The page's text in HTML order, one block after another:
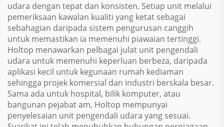
udara dengan tepat dan konsisten. Setiap unit melalui
pemeriksaan kawalan kualiti yang ketat sebagai
sebahagian daripada sistem pengurusan canggih
untuk memastikan ia memenuhi piawaian tertinggi.
Holtop menawarkan pelbagai julat unit pengendali
udara untuk memenuhi keperluan berbeza, daripada
aplikasi kecil untuk kegunaan rumah kediaman
sehingga projek komersial dan industri berskala besar.
Sama ada untuk hospital, bilik komputer, atau
bangunan pejabat am, Holtop mempunyai
penyelesaian unit pengendali udara yang sesuai.